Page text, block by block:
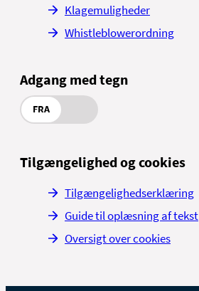
Klagemuligheder
Whistleblowerordning
Adgang med tegn
FRA
Tilgængelighed og cookies
Tilgængelighedserklæring
Guide til oplæsning af tekst
Oversigt over cookies